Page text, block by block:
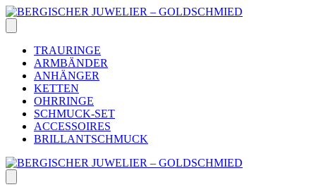
Skip
to
content
TRAURINGE
ARMBÄNDER
ANHÄNGER
KETTEN
OHRRINGE
SCHMUCK-SET
ACCESSOIRES
BRILLANTSCHMUCK